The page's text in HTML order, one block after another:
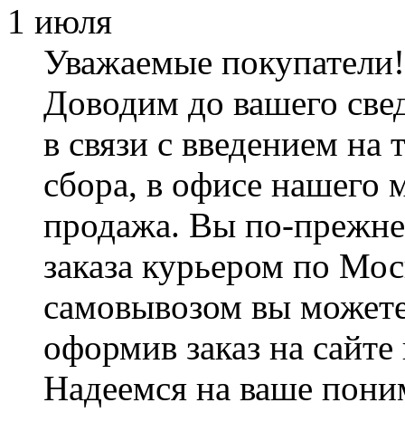
1 июля
Уважаемые покупатели!
Доводим до вашего
в связи с введением
сбора, в офисе нашего
продажа. Вы по-
заказа курьером по
самовывозом вы
оформив заказ на
Надеемся на ваше